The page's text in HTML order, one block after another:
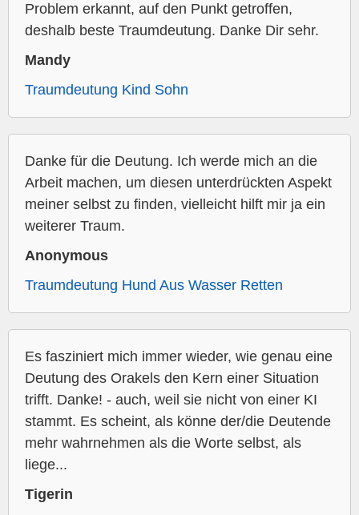
Problem erkannt, auf den Punkt getroffen,
deshalb beste Traumdeutung. Danke Dir sehr.
Mandy
Traumdeutung Kind Sohn
Danke für die Deutung. Ich werde mich an die
Arbeit machen, um diesen unterdrückten Aspekt
meiner selbst zu finden, vielleicht hilft mir ja ein
weiterer Traum.
Anonymous
Traumdeutung Hund Aus Wasser Retten
Es fasziniert mich immer wieder, wie genau eine
Deutung des Orakels den Kern einer Situation
trifft. Danke! - auch, weil sie nicht von einer KI
stammt. Es scheint, als könne der/die Deutende
mehr wahrnehmen als die Worte selbst, als
liege...
Tigerin